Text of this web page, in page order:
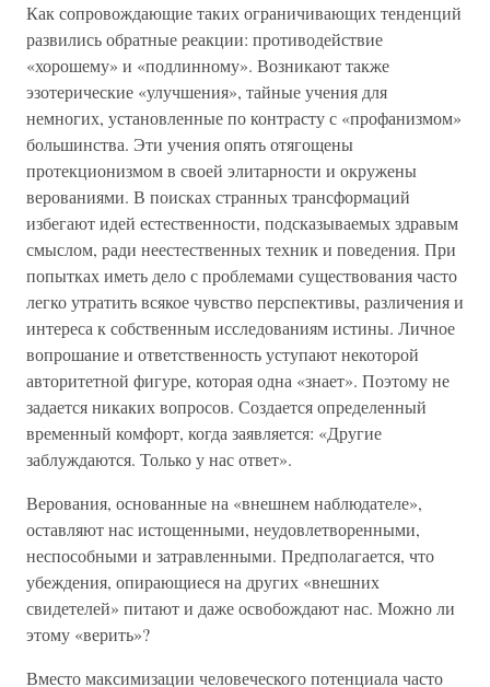
Как сопровождающие таких ограничивающих тенденций
развились обратные реакции: противодействие
«хорошему» и «подлинному». Возникают также
эзотерические «улучшения», тайные учения для
немногих, установленные по контрасту с «профанизмом»
большинства. Эти учения опять отягощены
протекционизмом в своей элитарности и окружены
верованиями. В поисках странных трансформаций
избегают идей естественности, подсказываемых здравым
смыслом, ради неестественных техник и поведения. При
попытках иметь дело с проблемами существования часто
легко утратить всякое чувство перспективы, различения и
интереса к собственным исследованиям истины. Личное
вопрошание и ответственность уступают некоторой
авторитетной фигуре, которая одна «знает». Поэтому не
задается никаких вопросов. Создается определенный
временный комфорт, когда заявляется: «Другие
заблуждаются. Только у нас ответ».
Верования, основанные на «внешнем наблюдателе»,
оставляют нас истощенными, неудовлетворенными,
неспособными и затравленными. Предполагается, что
убеждения, опирающиеся на других «внешних
свидетелей» питают и даже освобождают нас. Можно ли
этому «верить»?
Вместо максимизации человеческого потенциала часто